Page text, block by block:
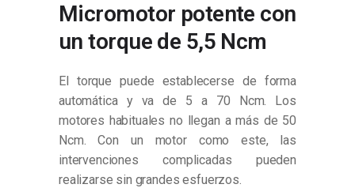
Micromotor potente con
un torque de 5,5 Ncm
El torque puede establecerse de forma
automática y va de 5 a 70 Ncm. Los
motores habituales no llegan a más de 50
Ncm. Con un motor como este, las
intervenciones complicadas pueden
realizarse sin grandes esfuerzos.